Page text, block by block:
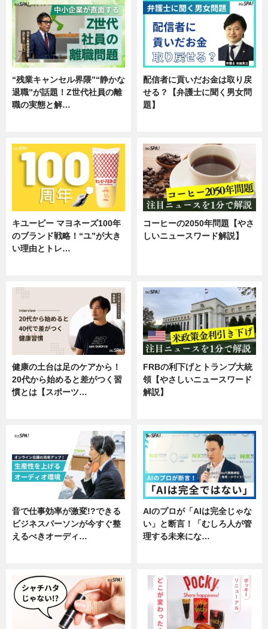
“残業キャンセル界隈”“静かな
退職”が話題！Z世代社員の離
職の実態と解…
配信者に貢いだお金は取り戻
せる？【弁護士に聞く男女問
題】
キユーピー マヨネーズ100年
のブランド戦略！“ユ”が大き
い理由とトレ…
コーヒーの2050年問題【やさ
しいニュースワード解説】
健康の土台は足のケアから！
20代から始めると差がつく習
慣とは【スポーツ…
FRBの利下げとトランプ大統
領【やさしいニュースワード
解説】
音で仕事効率が激変!?できる
ビジネスパーソンが今すぐ整
えるべきオーディ…
AIのプロが「AIは完全じゃな
い」と断言！「むしろ人が管
理する未来にな…